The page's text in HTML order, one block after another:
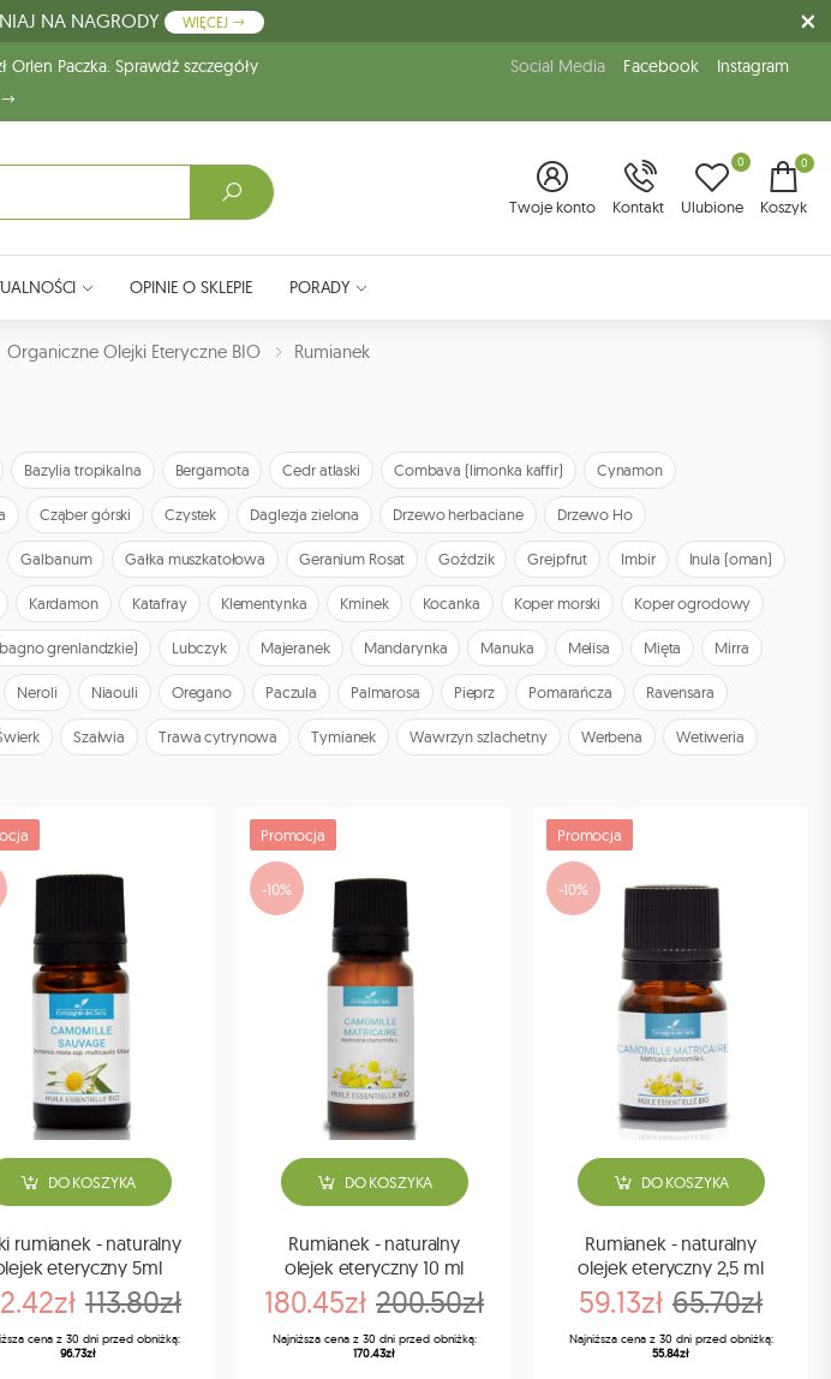
NA NAGRODY WIĘCEJ
Paczka. Sprawdź szczegóły Social Media Facebook Instagram
Twoje konto Kontakt Ulubione
0 0
Koszyk
OPINIE O SKLEPIE PORADY
Organiczne Olejki Eteryczne BIO Rumianek
Bazylia tropikalna Bergamota Cedr atlaski Combava (limonka kaffir) Cynamon
Cząber górski Czystek Daglezja zielona Drzewo herbaciane Drzewo Ho
Galbanum Gałka muszkatołowa Geranium Rosat Goździk Grejpfrut Imbir Inula (oman)
Kardamon Katafray Klementynka Kminek Kocanka Koper morski Koper ogrodowy
grenlandzkie) Lubczyk Majeranek Mandarynka Manuka Melisa Mięta Mirra
Neroli Niaouli Oregano Paczula Palmarosa Pieprz Pomarańcza Ravensara
Szałwia Trawa cytrynowa Tymianek Wawrzyn szlachetny Werbena Wetiweria
DO KOSZYKA
rumianek - naturalny
eteryczny 5ml
113.80zł
cena z 30 dni przed obniżką:
96.73zł
Promocja
-10%
DO KOSZYKA
Rumianek - naturalny
olejek eteryczny 10 ml
180.45zł 200.50zł
Najniższa cena z 30 dni przed obniżką:
170.43zł
Promocja
-10%
DO KOSZYKA
Rumianek - naturalny
olejek eteryczny 2,5 ml
59.13zł 65.70zł
Najniższa cena z 30 dni przed obniżką:
55.84zł